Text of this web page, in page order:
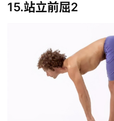
15.站立前屈2